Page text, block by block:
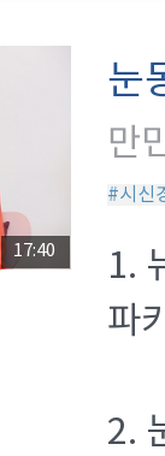
17:40
눈
만
#시신
1.
파
2.